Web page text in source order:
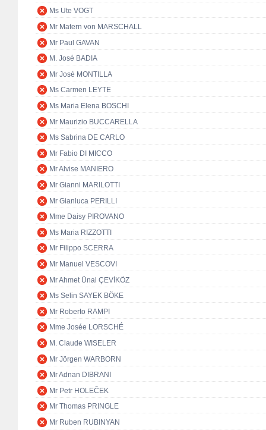
Ms Ute VOGT
Mr Matern von MARSCHALL
Mr Paul GAVAN
M. José BADIA
Mr José MONTILLA
Ms Carmen LEYTE
Ms Maria Elena BOSCHI
Mr Maurizio BUCCARELLA
Ms Sabrina DE CARLO
Mr Fabio DI MICCO
Mr Alvise MANIERO
Mr Gianni MARILOTTI
Mr Gianluca PERILLI
Mme Daisy PIROVANO
Ms Maria RIZZOTTI
Mr Filippo SCERRA
Mr Manuel VESCOVI
Mr Ahmet Ünal ÇEVİKÖZ
Ms Selin SAYEK BÖKE
Mr Roberto RAMPI
Mme Josée LORSCHÉ
M. Claude WISELER
Mr Jörgen WARBORN
Mr Adnan DIBRANI
Mr Petr HOLEČEK
Mr Thomas PRINGLE
Mr Ruben RUBINYAN